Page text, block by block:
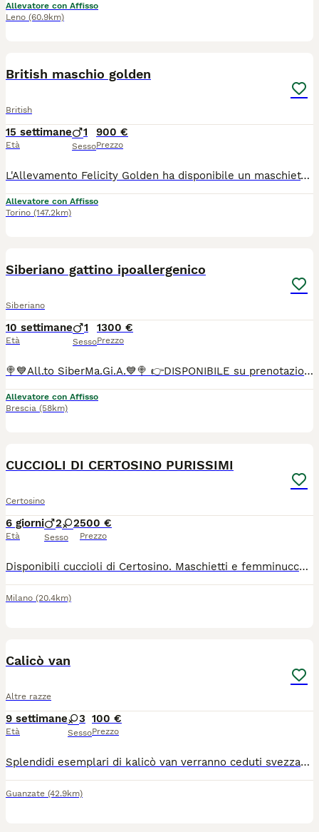
Allevatore con Affisso
Leno (60.9km)
British maschio golden
British
15 settimane
Età
1
Sesso
900 €
Prezzo
L'Allevamento Felicity Golden ha disponibile un maschietto British Shorthair nella colorazione chocolate golden shell (by12), con splendidi occhi verdi. Nato il 20/4/26, disponibile da subito. 1 genitori sono testati per FIV, FeLV e PKD. Il cucciolo verrà ceduto con: * Libretto sanitario; * Doppia vaccinazione trivalente; * Regolare contratto di cessione; * Pedigree ENFI; * Kit cucciolo. Al momento della consegna sarà già svezzato, autonomo nell'alimentazione e abituato all'uso della lettiera e del tiragraffi. Per maggiori informazioni o fotografie, non esitate a contattarci.
Allevatore con Affisso
Torino (147.2km)
Siberiano gattino ipoallergenico
Siberiano
10 settimane
Età
1
Sesso
1300 €
Prezzo
🍭💙All.to SiberMa.Gi.A.💙🍭 👉DISPONIBILE su prenotazione siberiano tradizionale!🌟🐱🌟 Maschio 🩵 ♥️Potranno lasciare l'allevamento dai 90 gg con: 📌Chip 📌Vaccini 📌Profilassi antielmintica completa 📌Snap giardia negativo 📌Coprologico per flottazione negativo 📌profilassi antiparassitaria in corso di validità 📌libretto sanitario 📌certificato di buona salute 📌pedigree RICONOSCIUTO DAL MINISTERO delle politiche agricole 📌copia degli esami Hcm, pkd, Pkdef dei genitori.♥️ 📌Assistenza all' inserimento in famiglia 📌 Assistenza alla nutrizione ♦️Abituati in contesto domestico e famigliare, abituati ai cani, altri gatti e bambini♦️
Allevatore con Affisso
Brescia (58km)
CUCCIOLI DI CERTOSINO PURISSIMI
Certosino
6 giorni
Età
2 2
Sesso
500 €
Prezzo
Disponibili cuccioli di Certosino. Maschietti e femminucce. I cuccioli sono nati 31/07/2026. Disponibili dopo il 29/09/2026. I cuccioli vengono ceduti dopo il sessantesimo giorno di vita. Genitori visibili con pedigree e genealogia. Testati e negativi alla FelV - FiV. Vaccinati alla FelV. Per info contattare Patrick. (disponibile whatsapp) CORDIALITA'
Milano (20.4km)
Calicò van
Altre razze
9 settimane
Età
3
Sesso
100 €
Prezzo
Splendidi esemplari di kalicò van verranno ceduti svezzati sverminati e abituati alla lettiera i cuccioli mangiano sia cibo umido che secco i genitori sono sottoposti a test della salute pelo medio lungo carattere dolce e indipendente per maggiori info scrivere su Wats up al 3751170802
Guanzate (42.9km)